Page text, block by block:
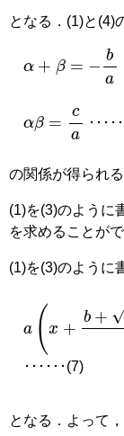
となる．(1)と(4)
β =-
β=
････
の関係が得られ
(1)を(3)のように
を求めることがで
(1)を(3)のように
x b2− 4a
+ 2−4 ac
･･････(7)
となる．よって